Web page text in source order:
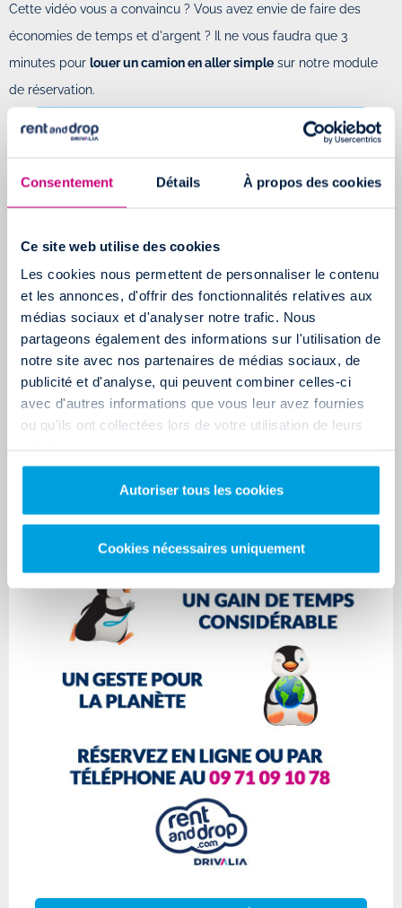
Consentement Détails À propos des cookies
Ce site web utilise des cookies
Les cookies nous permettent de personnaliser le contenu
et les annonces, d'offrir des fonctionnalités relatives aux
médias sociaux et d'analyser notre trafic. Nous
partageons également des informations sur l'utilisation de
notre site avec nos partenaires de médias sociaux, de
publicité et d'analyse, qui peuvent combiner celles-ci
avec d'autres informations que vous leur avez fournies
ou qu'ils ont collectées lors de votre utilisation de leurs
Autoriser tous les cookies
Cookies nécessaires uniquement
Cette vidéo vous a convaincu ? Vous avez envie de faire des
économies de temps et d'argent ? Il ne vous faudra que 3
minutes pour louer un camion en aller simple sur notre module
de réservation.